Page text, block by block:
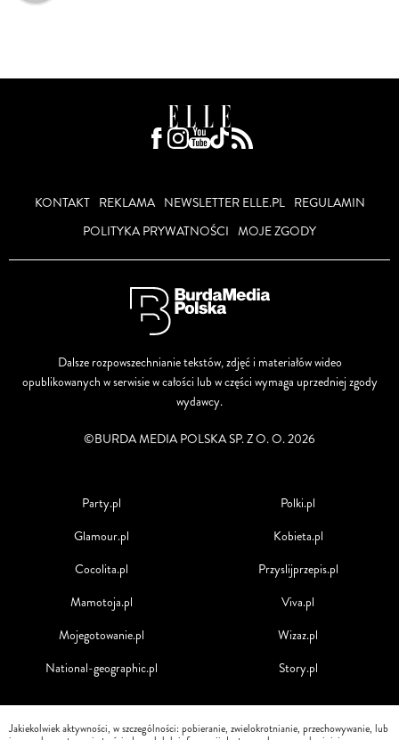
KONTAKT REKLAMA NEWSLETTER ELLE.PL
REGULAMIN
POLITYKA PRYWATNOŚCI MOJE ZGODY
Dalsze rozpowszechnianie tekstów, zdjęć i materiałów wideo
opublikowanych w serwisie w całości lub w części wymaga uprzedniej zgody
wydawcy.
©BURDA MEDIA POLSKA SP. Z O. O. 2026
Party.pl
Glamour.pl
Cocolita.pl
Mamotoja.pl
Mojegotowanie.pl
National-geographic.pl
Polki.pl
Kobieta.pl
Przyslijprzepis.pl
Viva.pl
Wizaz.pl
Story.pl
Jakiekolwiek aktywności, w szczególności: pobieranie, zwielokrotnianie, przechowywanie, lub